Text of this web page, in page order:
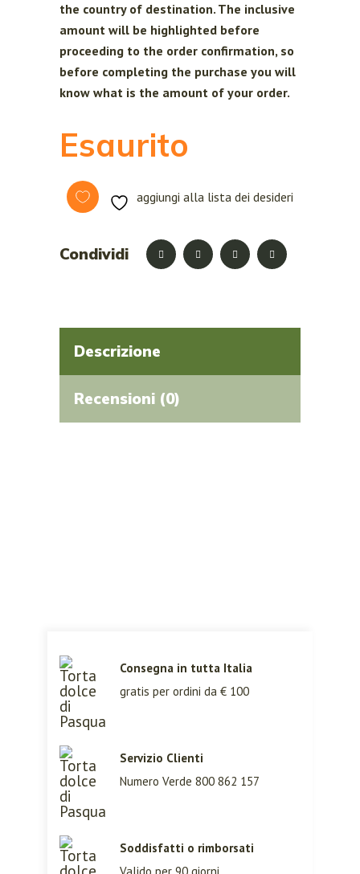
the country of destination. The inclusive
amount will be highlighted before
proceeding to the order confirmation, so
before completing the purchase you will
know what is the amount of your order.
Esaurito
aggiungi alla lista dei desideri
Condividi
Descrizione
Recensioni (0)
Consegna in tutta Italia
gratis per ordini da € 100
Servizio Clienti
Numero Verde 800 862 157
Soddisfatti o rimborsati
LOGIN
Sign in here.
Log into your account in just a few